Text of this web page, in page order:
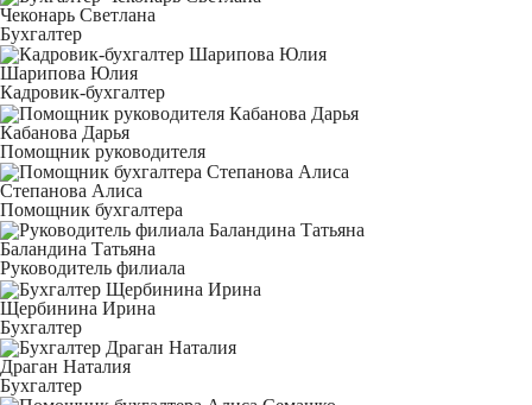
Чеконарь Светлана
Бухгалтер
Шарипова Юлия
Кадровик-бухгалтер
Кабанова Дарья
Помощник руководителя
Степанова Алиса
Помощник бухгалтера
Баландина Татьяна
Руководитель филиала
Щербинина Ирина
Бухгалтер
Драган Наталия
Бухгалтер